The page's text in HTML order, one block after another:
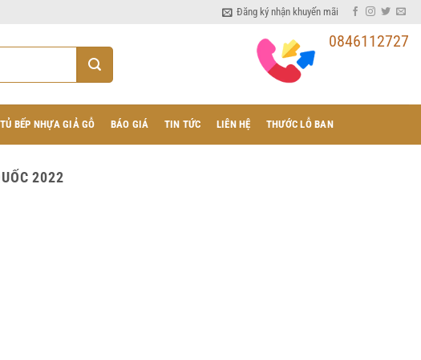
Đăng ký nhận khuyến mãi
0846112727
TỦ BẾP NHỰA GIẢ GỖ BÁO GIÁ TIN TỨC LIÊN HỆ THƯỚC LỖ BAN
2022